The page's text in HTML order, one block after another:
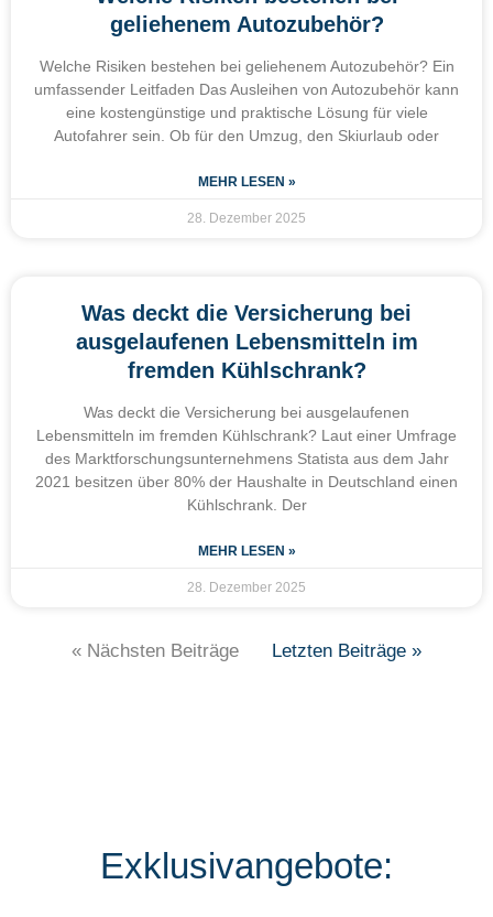
geliehenem Autozubehör?
Welche Risiken bestehen bei geliehenem Autozubehör? Ein
umfassender Leitfaden Das Ausleihen von Autozubehör kann
eine kostengünstige und praktische Lösung für viele
Autofahrer sein. Ob für den Umzug, den Skiurlaub oder
MEHR LESEN »
28. Dezember 2025
Was deckt die Versicherung bei
ausgelaufenen Lebensmitteln im
fremden Kühlschrank?
Was deckt die Versicherung bei ausgelaufenen
Lebensmitteln im fremden Kühlschrank? Laut einer Umfrage
des Marktforschungsunternehmens Statista aus dem Jahr
2021 besitzen über 80% der Haushalte in Deutschland einen
Kühlschrank. Der
MEHR LESEN »
28. Dezember 2025
« Nächsten Beiträge Letzten Beiträge »
Exklusivangebote: